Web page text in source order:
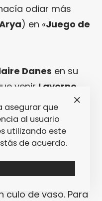
odiar más
) en «Juego de
Danes en su
venir Laverne
y jodernos el día.
todo, aAriel
«) en unYousef Al-
óptica en la
mirando a la
culo de vaso. Para
asegurar que
al usuario
utilizando este
de acuerdo.